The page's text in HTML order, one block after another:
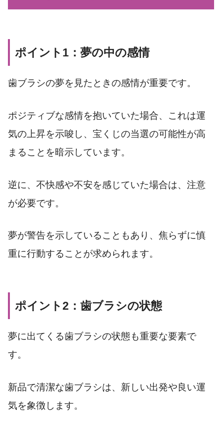
ポイント1：夢の中の感情
歯ブラシの夢を見たときの感情が重要です。
ポジティブな感情を抱いていた場合、これは運
気の上昇を示唆し、宝くじの当選の可能性が高
まることを暗示しています。
逆に、不快感や不安を感じていた場合は、注意
が必要です。
夢が警告を示していることもあり、焦らずに慎
重に行動することが求められます。
ポイント2：歯ブラシの状態
夢に出てくる歯ブラシの状態も重要な要素で
す。
新品で清潔な歯ブラシは、新しい出発や良い運
気を象徴します。